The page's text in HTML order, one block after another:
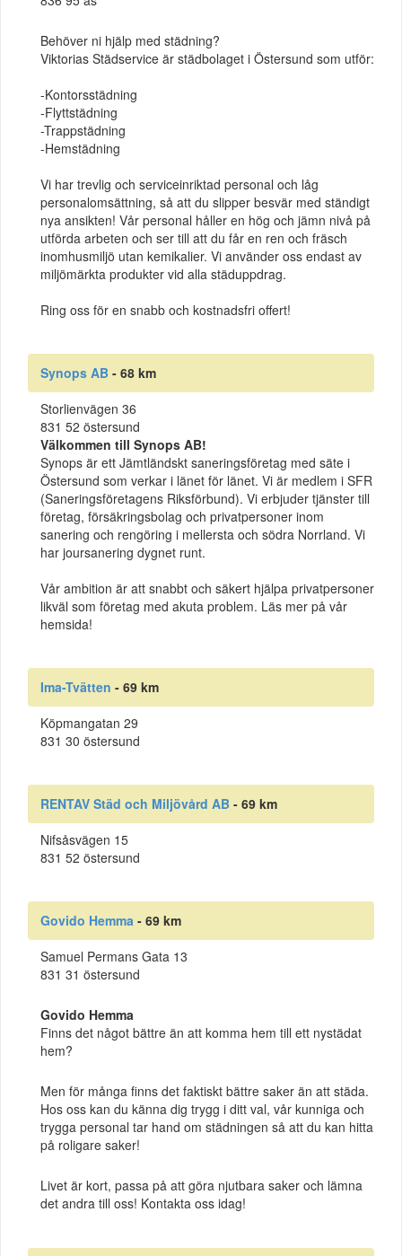
Behöver ni hjälp med städning?
Viktorias Städservice är städbolaget i Östersund som utför:
-Kontorsstädning
-Flyttstädning
-Trappstädning
-Hemstädning
Vi har trevlig och serviceinriktad personal och låg
personalomsättning, så att du slipper besvär med ständigt
nya ansikten! Vår personal håller en hög och jämn nivå på
utförda arbeten och ser till att du får en ren och fräsch
inomhusmiljö utan kemikalier. Vi använder oss endast av
miljömärkta produkter vid alla städuppdrag.
Ring oss för en snabb och kostnadsfri offert!
Synops AB - 68 km
Storlienvägen 36
831 52 östersund
Välkommen till Synops AB!
Synops är ett Jämtländskt saneringsföretag med säte i
Östersund som verkar i länet för länet. Vi är medlem i SFR
(Saneringsföretagens Riksförbund). Vi erbjuder tjänster till
företag, försäkringsbolag och privatpersoner inom
sanering och rengöring i mellersta och södra Norrland. Vi
har joursanering dygnet runt.
Vår ambition är att snabbt och säkert hjälpa privatpersoner
likväl som företag med akuta problem. Läs mer på vår
hemsida!
Ima-Tvätten - 69 km
Köpmangatan 29
831 30 östersund
RENTAV Städ och Miljövård AB - 69 km
Nifsåsvägen 15
831 52 östersund
Govido Hemma - 69 km
Samuel Permans Gata 13
831 31 östersund
Govido Hemma
Finns det något bättre än att komma hem till ett nystädat
hem?
Men för många finns det faktiskt bättre saker än att städa.
Hos oss kan du känna dig trygg i ditt val, vår kunniga och
trygga personal tar hand om städningen så att du kan hitta
på roligare saker!
Livet är kort, passa på att göra njutbara saker och lämna
det andra till oss! Kontakta oss idag!